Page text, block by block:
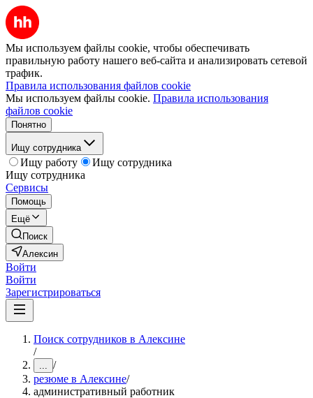
Мы используем файлы cookie, чтобы обеспечивать
правильную работу нашего веб-сайта и анализировать сетевой
трафик.
Правила использования файлов cookie
Мы используем файлы cookie. Правила использования
файлов cookie
Понятно
Ищу сотрудника
Ищу работу
Ищу сотрудника
Ищу сотрудника
Сервисы
Помощь
Ещё
Поиск
Алексин
Войти
Войти
Зарегистрироваться
Поиск сотрудников в Алексине
/
... /
резюме в Алексине/
административный работник